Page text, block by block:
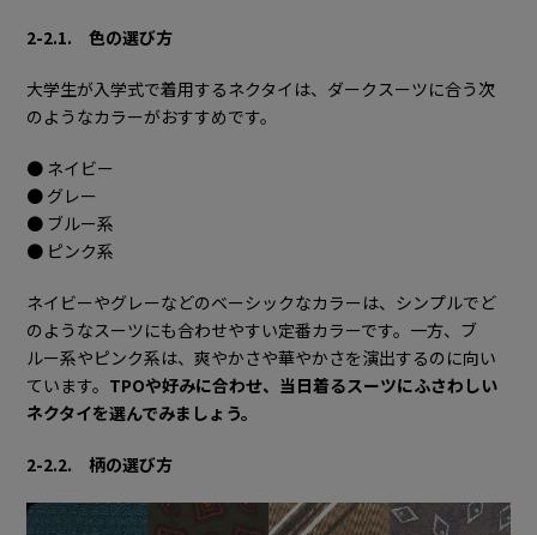
2-2.1. 色の選び方
大学生が入学式で着用するネクタイは、ダークスーツに合う次
のようなカラーがおすすめです。
● ネイビー
● グレー
● ブルー系
● ピンク系
ネイビーやグレーなどのベーシックなカラーは、シンプルでど
のようなスーツにも合わせやすい定番カラーです。一方、ブ
ルー系やピンク系は、爽やかさや華やかさを演出するのに向い
ています。 TPOや好みに合わせ、当日着るスーツにふさわしい
ネクタイを選んでみましょう。
2-2.2. 柄の選び方